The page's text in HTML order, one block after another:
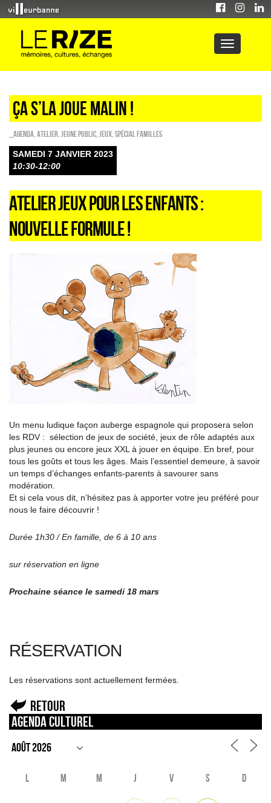
Ça s’la joue malin !
_Agenda Atelier Jeune public Jeux Spécial familles
SAMEDI 7 JANVIER 2023
10:30-12:00
ATELIER JEUX POUR LES ENFANTS :
NOUVELLE FORMULE !
Un menu ludique façon auberge espagnole qui proposera selon
les RDV : sélection de jeux de société, jeux de rôle adaptés aux
plus jeunes ou encore jeux XXL à jouer en équipe. En bref, pour
tous les goûts et tous les âges. Mais l’essentiel demeure, à savoir
un temps d’échanges enfants-parents à savourer sans
modération.
Et si cela vous dit, n’hésitez pas à apporter votre jeu préféré pour
nous le faire découvrir !
Durée 1h30 / En famille, de 6 à 10 ans
sur réservation en ligne
Prochaine séance le samedi 18 mars
RÉSERVATION
Les réservations sont actuellement fermées.
Retour
Agenda culturel
L M M J V S D